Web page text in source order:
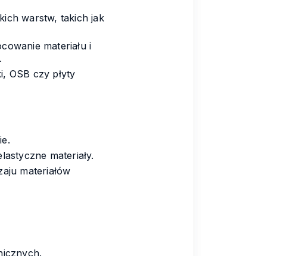
warstw, takich jak
materiału i
OSB czy płyty
materiały.
materiałów